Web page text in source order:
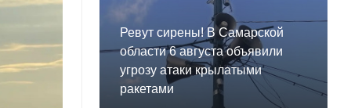
Ревут сирены! В Самарской
области 6 августа объявили
угрозу атаки крылатыми
ракетами